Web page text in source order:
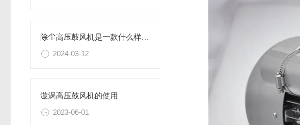
除尘高压鼓风机是一款什么样的设备
2024-03-12
漩涡高压鼓风机的使用
2023-06-01